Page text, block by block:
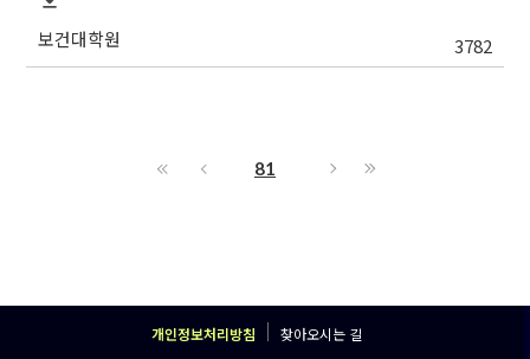
보건대학원 3782
81
개인정보처리방침 찾아오시는 길